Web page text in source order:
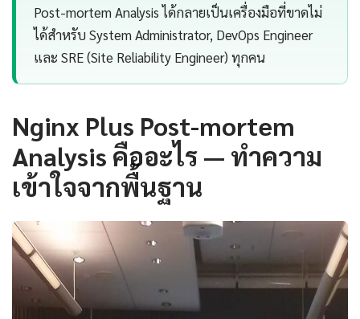
Post-mortem Analysis ได้กลายเป็นเครื่องมือที่ขาดไม่
ได้สำหรับ System Administrator, DevOps Engineer
และ SRE (Site Reliability Engineer) ทุกคน
Nginx Plus Post-mortem
Analysis คืออะไร — ทำความ
เข้าใจจากพื้นฐาน